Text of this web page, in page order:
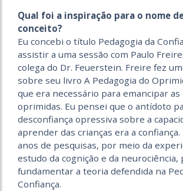
Qual foi a inspiração para o nome
conceito?
Eu concebi o título Pedagogia da
assistir a uma sessão com Paulo
colega do Dr. Feuerstein. Freire fez
sobre seu livro A Pedagogia do
que era necessário para emancipar as
oprimidas. Eu pensei que o antídoto
desconfiança opressiva sobre a
aprender das crianças era a
anos de pesquisas, por meio da
estudo da cognição e da neurociência,
fundamentar a teoria defendida na
Confiança.